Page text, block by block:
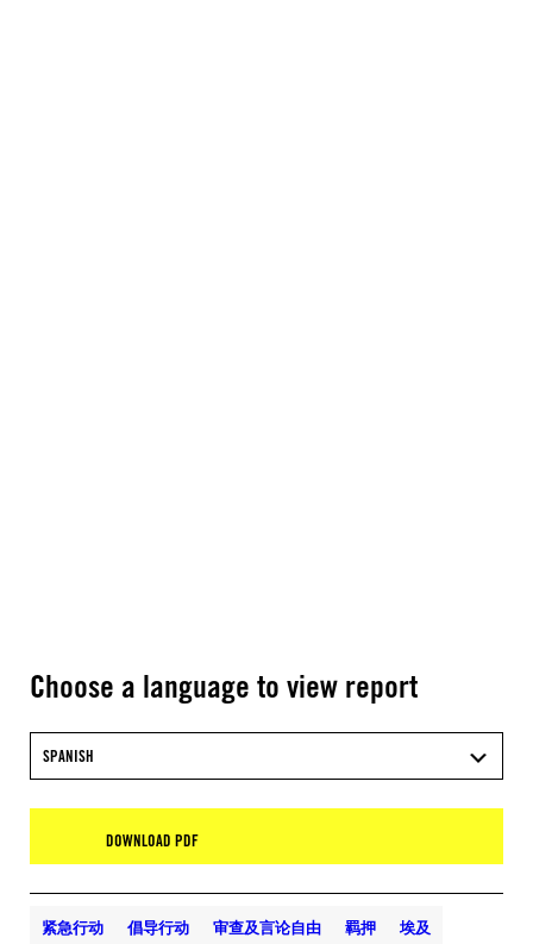
Choose a language to view report
SPANISH
DOWNLOAD PDF
紧急行动 倡导行动 审查及言论自由 羁押 埃及